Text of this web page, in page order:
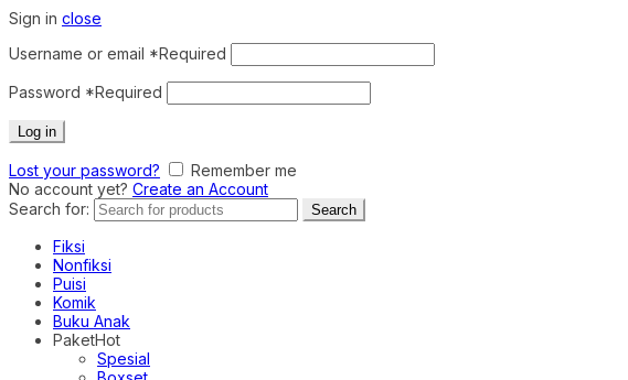
Sign in close
Username or email *Required
Password *Required
Log in
Lost your password?
Remember me
No account yet? Create an Account
Search for:
Search
Fiksi
Nonfiksi
Puisi
Komik
Buku Anak
PaketHot
Spesial